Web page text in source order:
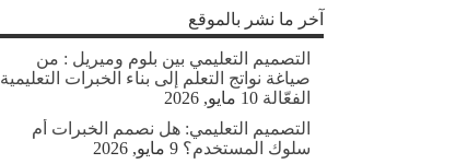
آخر ما نشر بالموقع
التصميم التعليمي بين بلوم وميريل : من
صياغة نواتج التعلم إلى بناء الخبرات التعليمية
الفعّالة 10 مايو, 2026
التصميم التعليمي: هل نصمم الخبرات أم
سلوك المستخدم؟ 9 مايو, 2026